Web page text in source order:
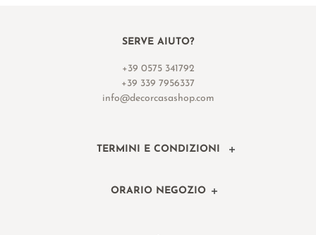
SERVE AIUTO?
+39 0575 341792
+39 339 7956337
info@decorcasashop.com
TERMINI E CONDIZIONI
ORARIO NEGOZIO